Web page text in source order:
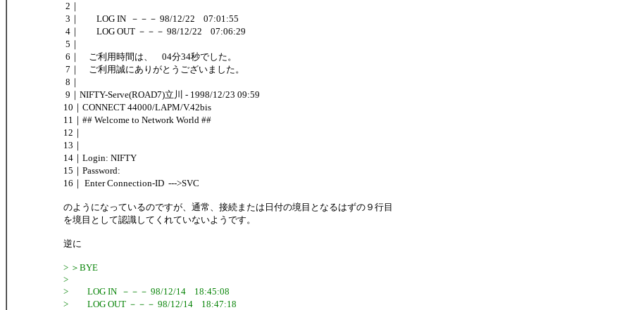
2｜
3｜ LOG IN －－－ 98/12/22 07:01:55
4｜ LOG OUT －－－ 98/12/22 07:06:29
5｜
6｜ ご利用時間は、 04分34秒でした。
7｜ ご利用誠にありがとうございました。
8｜
9｜NIFTY-Serve(ROAD7)立川 - 1998/12/23 09:59
10｜CONNECT 44000/LAPM/V.42bis
11｜## Welcome to Network World ##
12｜
13｜
14｜Login: NIFTY
15｜Password:
16｜ Enter Connection-ID --->SVC
のようになっているのですが、通常、接続または日付の境目となるはずの９行目
を境目として認識してくれていないようです。
逆に
> ＞BYE
>
> LOG IN －－－ 98/12/14 18:45:08
> LOG OUT －－－ 98/12/14 18:47:18